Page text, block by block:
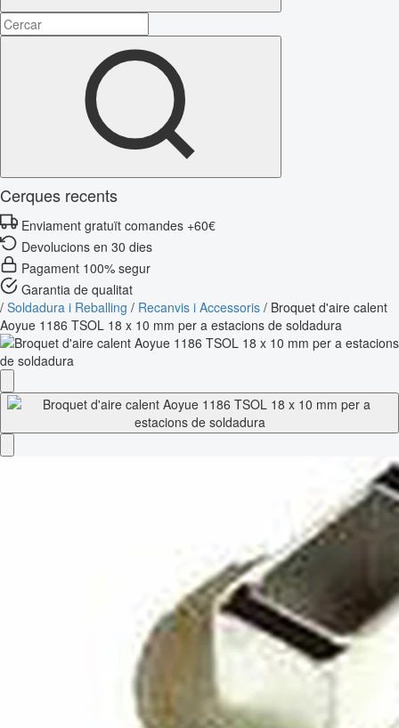
Cerques recents
Enviament gratuït comandes +60€
Devolucions en 30 dies
Pagament 100% segur
Garantia de qualitat
/ Soldadura i Reballing / Recanvis i Accessoris / Broquet d'aire calent
Aoyue 1186 TSOL 18 x 10 mm per a estacions de soldadura